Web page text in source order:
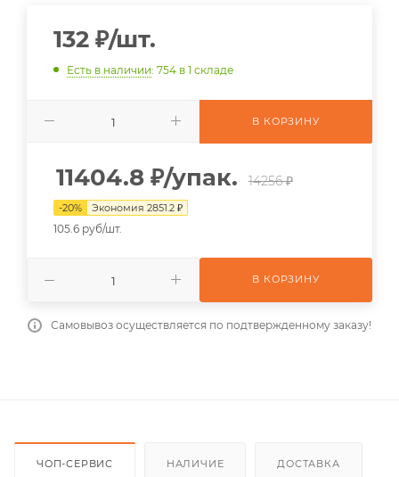
132 ₽/шт.
Есть в наличии: 754 в 1 складе
В КОРЗИНУ
11404.8 ₽/упак. 14256 ₽
-20% Экономия 2851.2 ₽
105.6 руб/шт.
В КОРЗИНУ
Самовывоз осуществляется по подтвержденному заказу!
ЧОП-СЕРВИС НАЛИЧИЕ ДОСТАВКА